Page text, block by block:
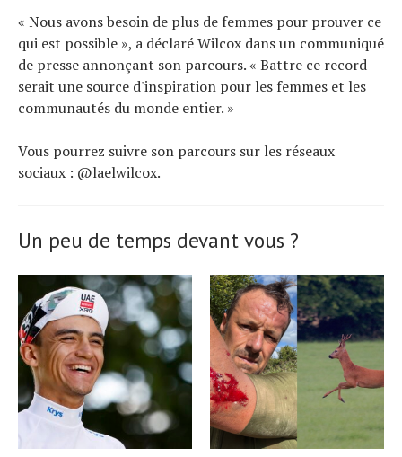
« Nous avons besoin de plus de femmes pour prouver ce
qui est possible », a déclaré Wilcox dans un communiqué
de presse annonçant son parcours. « Battre ce record
serait une source d'inspiration pour les femmes et les
communautés du monde entier. »
Vous pourrez suivre son parcours sur les réseaux
sociaux : @laelwilcox.
Un peu de temps devant vous ?